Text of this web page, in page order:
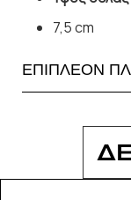
7,5 cm
ΕΠΙΠΛΕΟΝ